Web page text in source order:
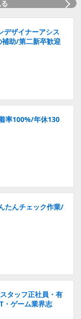
デザイナーアシス
助/第二新卒歓迎
率100%/年休130
たんチェック作業/
タッフ正社員・有
・ゲーム業界志